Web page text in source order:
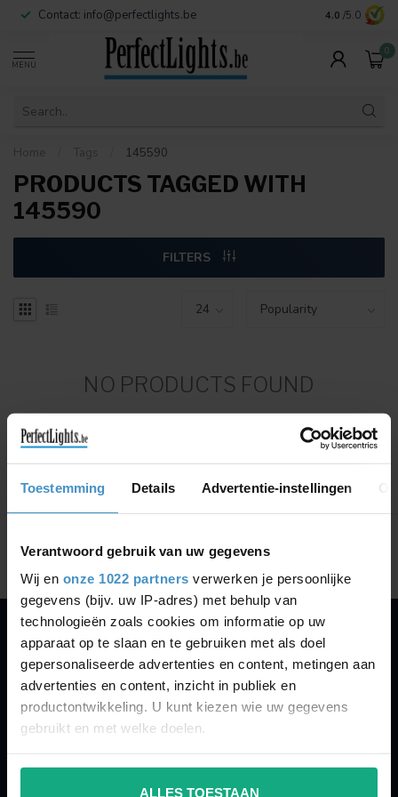
Toestemming Details Advertentie-instellingen
Verantwoord gebruik van uw gegevens
Wij en onze 1022 partners verwerken je persoonlijke
gegevens (bijv. uw IP-adres) met behulp van
technologieën zoals cookies om informatie op uw
apparaat op te slaan en te gebruiken met als doel
gepersonaliseerde advertenties en content, metingen aan
advertenties en content, inzicht in publiek en
productontwikkeling. U kunt kiezen wie uw gegevens
gebruikt en met welke doelen.
Als u het toestaat, willen we ook graag:
ALLES TOESTAAN
Contact: info@perfectlights.be 4.0 /5.0
MENU
0
Home Tags 145590
PRODUCTS TAGGED WITH
145590
FILTERS
NO PRODUCTS FOUND
Showing1-0of 0
PERFECTLIGHTS
Gegevens:
Kruisbeeldsraat 72
9220 Hamme